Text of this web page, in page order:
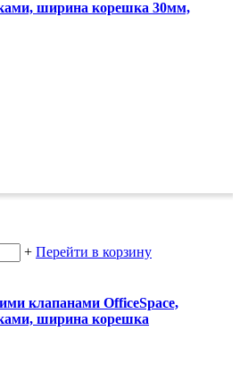
ширина корешка 30мм,
+ Перейти в корзину
клапанами OfficeSpace,
ширина корешка